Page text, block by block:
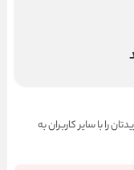
را با سایر کاربران به